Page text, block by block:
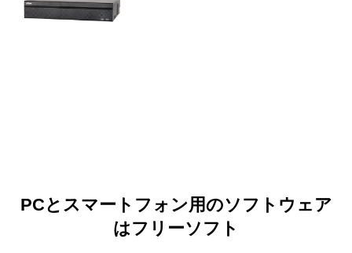
PCとスマートフォン用のソフトウェア
はフリーソフト